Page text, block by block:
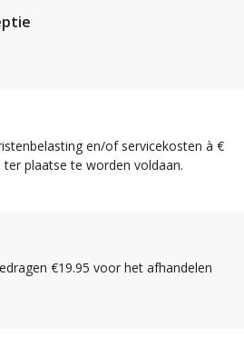
en/of servicekosten à €
ter plaatse te worden voldaan.
€19.95 voor het afhandelen